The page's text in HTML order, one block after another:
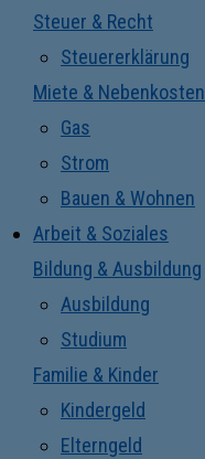
Steuer & Recht
Steuererklärung
Miete & Nebenkosten
Gas
Strom
Bauen & Wohnen
Arbeit & Soziales
Bildung & Ausbildung
Ausbildung
Studium
Familie & Kinder
Kindergeld
Elterngeld